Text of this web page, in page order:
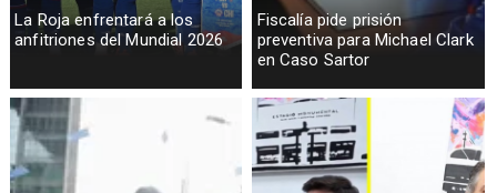
La Roja enfrentará a los
anfitriones del Mundial 2026
Fiscalía pide prisión
preventiva para Michael Clark
en Caso Sartor